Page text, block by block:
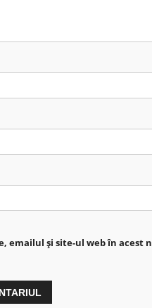
emailul și site-ul web în acest